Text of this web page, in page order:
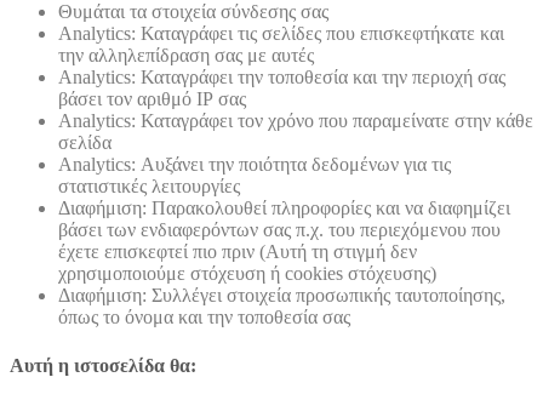
Θυμάται τα στοιχεία σύνδεσης σας
Analytics: Καταγράφει τις σελίδες που επισκεφτήκατε και
την αλληλεπίδραση σας με αυτές
Analytics: Καταγράφει την τοποθεσία και την περιοχή σας
βάσει τον αριθμό ΙΡ σας
Analytics: Καταγράφει τον χρόνο που παραμείνατε στην κάθε
σελίδα
Analytics: Αυξάνει την ποιότητα δεδομένων για τις
στατιστικές λειτουργίες
Διαφήμιση: Παρακολουθεί πληροφορίες και να διαφημίζει
βάσει των ενδιαφερόντων σας π.χ. του περιεχόμενου που
έχετε επισκεφτεί πιο πριν (Αυτή τη στιγμή δεν
χρησιμοποιούμε στόχευση ή cookies στόχευσης)
Διαφήμιση: Συλλέγει στοιχεία προσωπικής ταυτοποίησης,
όπως το όνομα και την τοποθεσία σας
Αυτή η ιστοσελίδα θα: